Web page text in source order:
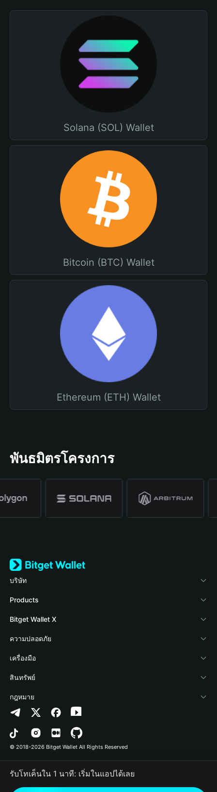
Solana (SOL) Wallet
Bitcoin (BTC) Wallet
Ethereum (ETH) Wallet
พันธมิตรโครงการ
บริษัท
เกี่ยวกับ Bitget Wallet
Blog
Academy
ข่าวสารด้านคริปโต
ศูนย์ช่วยเหลือ
ติดต่อเรา
ทรัพยากรข้อมูลของแบรนด์
อาชีพ
Products
Crypto Card
Stablecoin Earn
Payfi Crypto
Crypto Swap API
Altcoin Season Index
Prediction Markets
DApp
RWA
Bitget Wallet X
นักพัฒนา
เชื่อมต่อ Wallet
Bitget Wallet Pay
ลิสต์โปรเจกต์
ความปลอดภัย
Protection Fund
เทคโนโลยีความปลอดภัย
เครื่องมือ
ซื้อคริปโต
การตรวจจับการอนุญาต
การตรวจจับสัญญา
การโอนเป็นชุด
สินทรัพย์
Arbitrum
Avalanche
Bitcoin
Polygon
กฎหมาย
นโยบายความเป็นส่วนตัว
ข้อตกลงในการใช้บริการ
© 2018-2026 Bitget Wallet All Rights Reserved
รับโทเค็นใน 1 นาที: เริ่มในแอปได้เลย